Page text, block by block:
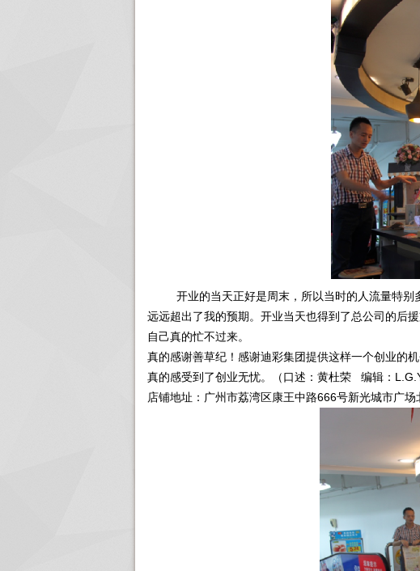
开业的当天正好是周末，所以当时的人流量特别多
远远超出了我的预期。开业当天也得到了总公司的后
自己真的忙不过来。
真的感谢善草纪！感谢迪彩集团提供这样一个创业的
真的感受到了创业无忧。（口述：黄杜荣 编辑：
店铺地址：广州市荔湾区康王中路666号新光城市广